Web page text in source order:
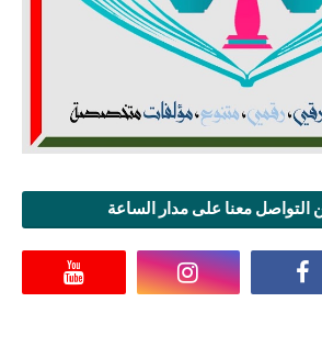
التواصل معنا على مدار الساعة